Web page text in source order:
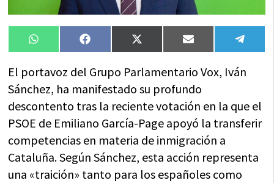
Compartir
en
WhatsAppCompartir
en
FacebookCompartir
en
X
(Twitter)
Compartir
en
Email
en
El portavoz del Grupo Parlamentario Vox, Iván
Sánchez, ha manifestado su profundo
descontento tras la reciente votación en la que el
PSOE de Emiliano García-Page apoyó la transferir
competencias en materia de inmigración a
Cataluña. Según Sánchez, esta acción representa
una «traición» tanto para los españoles como